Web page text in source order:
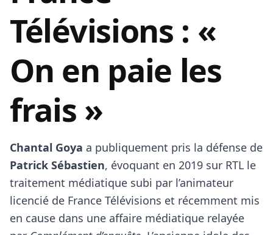
Télévisions : «
On en paie les
frais »
Chantal Goya a publiquement pris la défense de
Patrick Sébastien, évoquant en 2019 sur RTL le
traitement médiatique subi par l’animateur
licencié de France Télévisions et récemment mis
en cause dans une affaire médiatique relayée